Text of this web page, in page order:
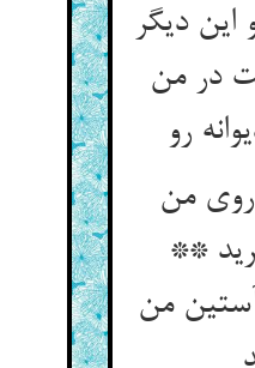
این دیگر
در من
رو
من
**
من